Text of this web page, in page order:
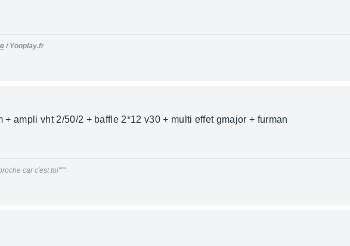
/ Yooplay.fr
+ ampli vht 2/50/2 + baffle 2*12 v30 + multi effet gmajor + furman
car c'est toi"""